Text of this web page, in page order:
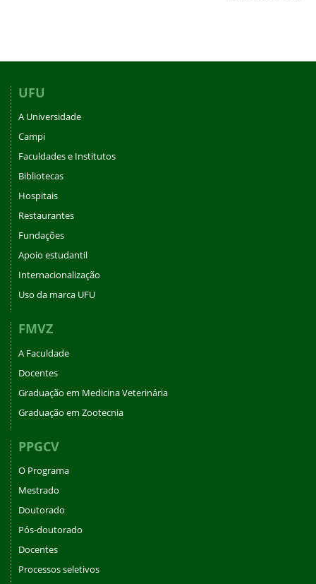
UFU
A Universidade
Campi
Faculdades e Institutos
Bibliotecas
Hospitais
Restaurantes
Fundações
Apoio estudantil
Internacionalização
Uso da marca UFU
FMVZ
A Faculdade
Docentes
Graduação em Medicina Veterinária
Graduação em Zootecnia
PPGCV
O Programa
Mestrado
Doutorado
Pós-doutorado
Docentes
Processos seletivos